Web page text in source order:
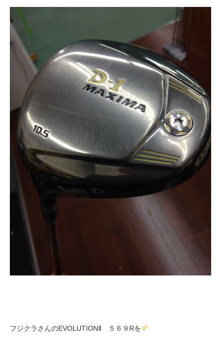
フジクラさんのEVOLUTIONⅡ ５６９Rを